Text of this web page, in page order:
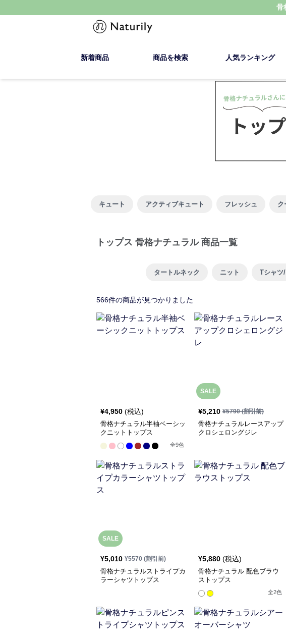
骨
新着商品 商品を検索 人気ランキング
キュート アクティブキュート フレッシュ ク
トップス 骨格ナチュラル 商品一覧
タートルネック ニット Tシャツ
566件の商品が見つかりました
¥4,950 (税込)
骨格ナチュラル半袖ベーシッ
クニットトップス
全9色
SALE
¥5,210 ¥5790(割引前)
骨格ナチュラルレースアップ
クロシェロングジレ
SALE
¥5,010 ¥5570(割引前)
骨格ナチュラルストライプカ
ラーシャツトップス
¥5,880 (税込)
骨格ナチュラル 配色ブラウ
ストップス
全2色